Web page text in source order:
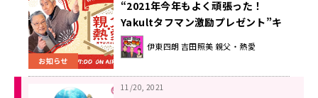
お知らせ
“2021年今年もよく頑張った！
Yakultタフマン激励プレゼント”キ
ャンペーン
伊東四朗 吉田照美 親父・熱愛
11/20, 2021